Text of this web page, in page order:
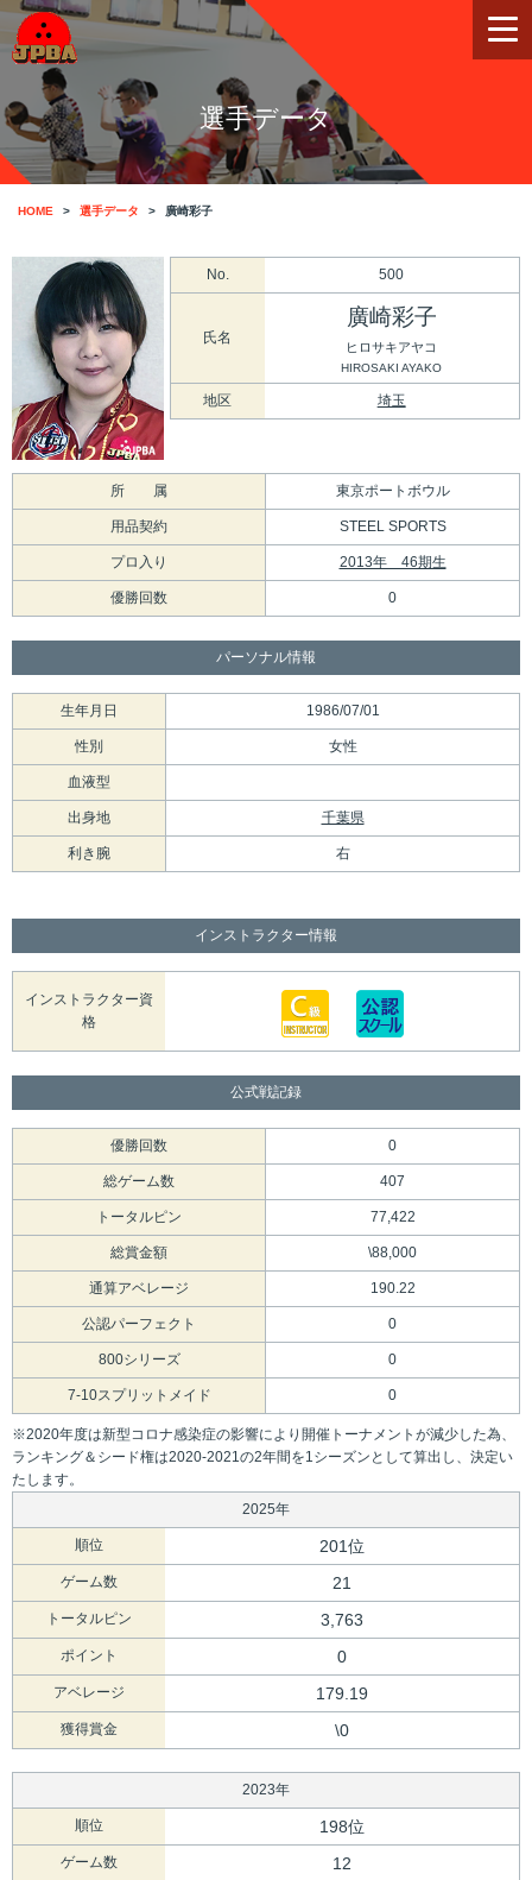
選手データ
HOME 選手データ 廣崎彩子
No. 500
氏名
廣崎彩子
ヒロサキアヤコ
HIROSAKI AYAKO
地区 埼玉
所 属 東京ポートボウル
用品契約 STEEL SPORTS
プロ入り 2013年 46期生
優勝回数 0
パーソナル情報
生年月日 1986/07/01
性別 女性
血液型
出身地 千葉県
利き腕 右
インストラクター情報
インストラクター資
格
公式戦記録
優勝回数 0
総ゲーム数 407
トータルピン 77,422
総賞金額 \88,000
通算アベレージ 190.22
公認パーフェクト 0
800シリーズ 0
7-10スプリットメイド 0
※2020年度は新型コロナ感染症の影響により開催トーナメントが減少した為、
ランキング＆シード権は2020-2021の2年間を1シーズンとして算出し、決定い
たします。
2025年
順位 201位
ゲーム数 21
トータルピン 3,763
ポイント 0
アベレージ 179.19
獲得賞金 \0
2023年
順位 198位
ゲーム数 12